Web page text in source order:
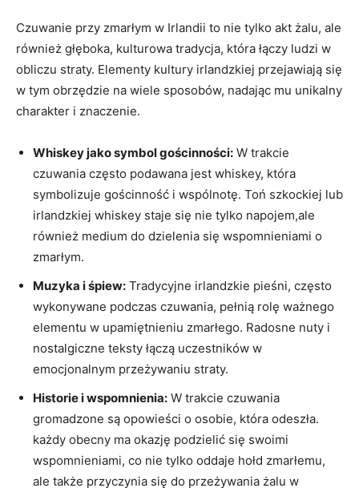
Czuwanie przy zmarłym w Irlandii to nie tylko akt żalu, ale
również głęboka, kulturowa tradycja, która łączy ludzi w
obliczu straty. Elementy kultury irlandzkiej przejawiają się
w tym obrzędzie na wiele sposobów, nadając mu unikalny
charakter i znaczenie.
Whiskey jako symbol gościnności: W trakcie
czuwania często podawana jest whiskey, która
symbolizuje gościnność i wspólnotę. Toń szkockiej lub
irlandzkiej whiskey staje się nie tylko napojem,ale
również medium do dzielenia się wspomnieniami o
zmarłym.
Muzyka i śpiew: Tradycyjne irlandzkie pieśni, często
wykonywane podczas czuwania, pełnią rolę ważnego
elementu w upamiętnieniu zmarłego. Radosne nuty i
nostalgiczne teksty łączą uczestników w
emocjonalnym przeżywaniu straty.
Historie i wspomnienia: W trakcie czuwania
gromadzone są opowieści o osobie, która odeszła.
każdy obecny ma okazję podzielić się swoimi
wspomnieniami, co nie tylko oddaje hołd zmarłemu,
ale także przyczynia się do przeżywania żalu w